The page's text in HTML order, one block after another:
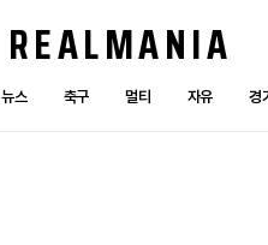
REALMANIA
뉴스 축구 멀티 자유 경